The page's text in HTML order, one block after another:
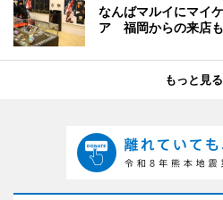
なんばマルイにマイ
ア 福岡からの来店も
もっと見る